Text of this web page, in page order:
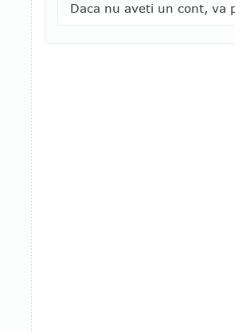
Daca nu aveti un cont, va